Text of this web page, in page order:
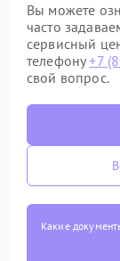
Вы можете
часто
сервисный
телефону+7
свой вопрос.
Какие